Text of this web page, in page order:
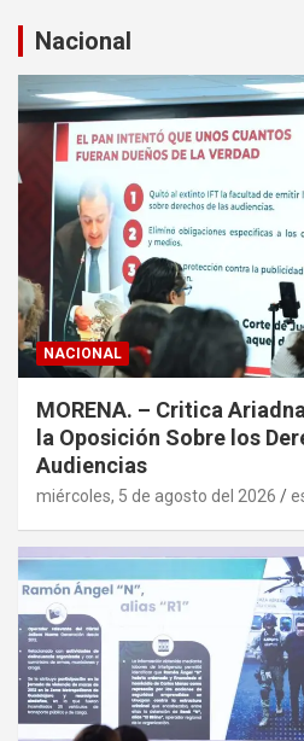
a
Nacional
NACIONAL
MORENA. – Critica
la Oposición Sobre los
Audiencias
miércoles, 5 de agosto del 2026